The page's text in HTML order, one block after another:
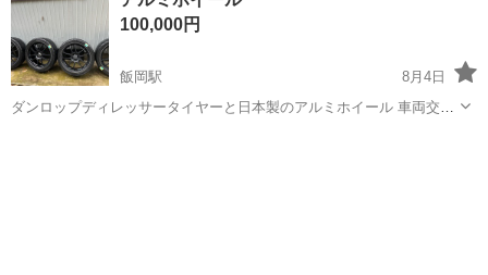
100,000円
飯岡駅
8月4日
ダンロップディレッサータイヤーと日本製のアルミホイール 車両交換